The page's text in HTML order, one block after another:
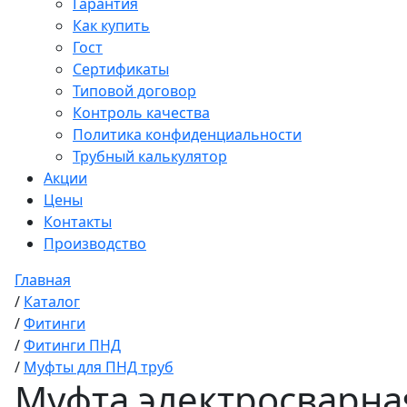
Гарантия
Как купить
Гост
Сертификаты
Типовой договор
Контроль качества
Политика конфиденциальности
Трубный калькулятор
Акции
Цены
Контакты
Производство
Главная
/ Каталог
/Фитинги
/Фитинги ПНД
/ Муфты для ПНД труб